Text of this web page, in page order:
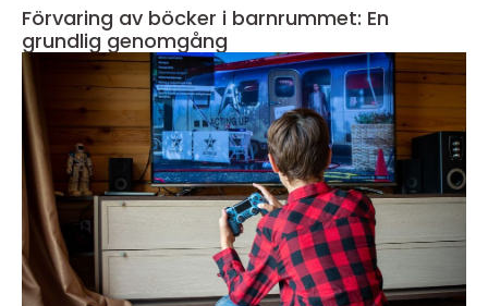
Förvaring av böcker i barnrummet: En
grundlig genomgång